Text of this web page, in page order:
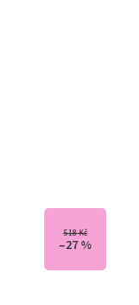
518 Kč
–27 %